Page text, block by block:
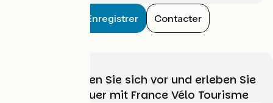
Enregistrer Contacter
Wählen, bereiten Sie sich vor und erleben Sie
Ihr Radabenteuer mit France Vélo Tourisme